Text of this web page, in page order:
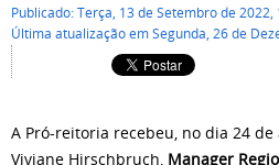
Publicado: Terça, 13 de Setembro de 2022,
Última atualização em Segunda, 26 de
A Pró-reitoria recebeu, no dia 24 de
Viviane Hirschbruch, Manager